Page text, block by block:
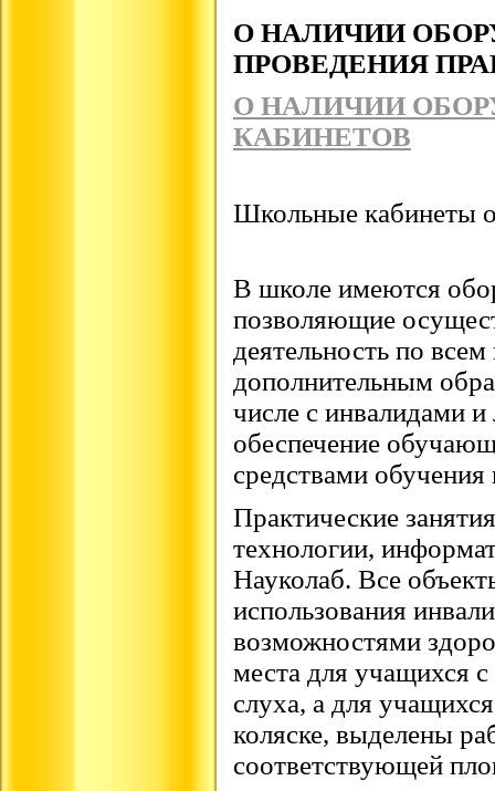
О НАЛИЧИИ
ПРОВЕДЕНИЯ
О НАЛИЧИИ
КАБИНЕТОВ
Школьные кабинеты
В школе имеются
позволяющие
деятельность по
дополнительным
числе с инвалидами
обеспечение
средствами обучения
Практические
технологии,
Науколаб. Все
использования
возможностями
места для учащихся
слуха, а для
коляске, выделены
соответствующей